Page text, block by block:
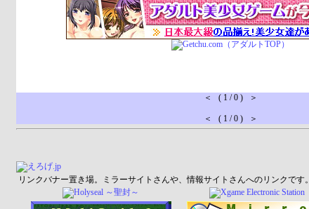
＜ ( 1 / 0 ) ＞
＜ ( 1 / 0 ) ＞
リンクバナー置き場。ミラーサイトさんや、情報サイトさんへのリンクです。